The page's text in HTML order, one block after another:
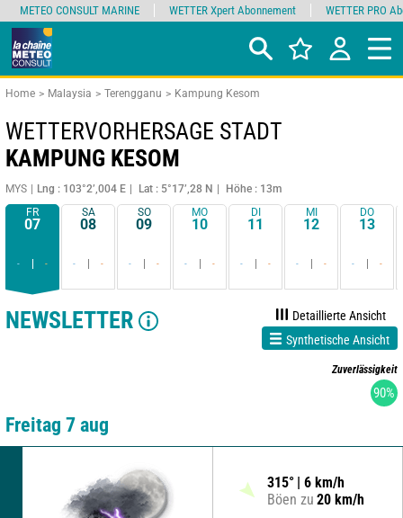
Home Malaysia Terengganu Kampung Kesom
WETTERVORHERSAGE STADT
KAMPUNG KESOM
MYS Lng : 103°2’,004 E Lat : 5°17’,28 N
Höhe : 13m
FR
07
- -
SA
08
- -
SO
09
- -
MO
10
- -
DI
11
- -
MI
12
- -
DO
13
- -
NEWSLETTER
Detaillierte Ansicht
Synthetische Ansicht
Zuverlässigkeit
90%
Freitag 7 aug
315° 6 km/h
Böen zu 20 km/h
METEO CONSULT MARINE WETTER Xpert Abonnement WETTER PRO